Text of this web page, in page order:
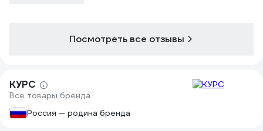
Посмотреть все отзывы
КУРС
Все товары бренда
Россия — родина бренда